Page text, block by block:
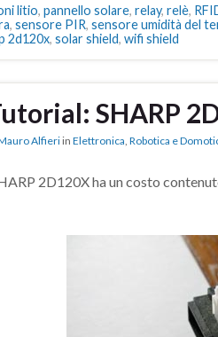
litio, pannello solare, relay, relè,
, sensore PIR, sensore umidità del
2d120x, solar shield, wifi shield
SHARP
Alfieri in Elettronica, Robotica e
2D120X ha un costo